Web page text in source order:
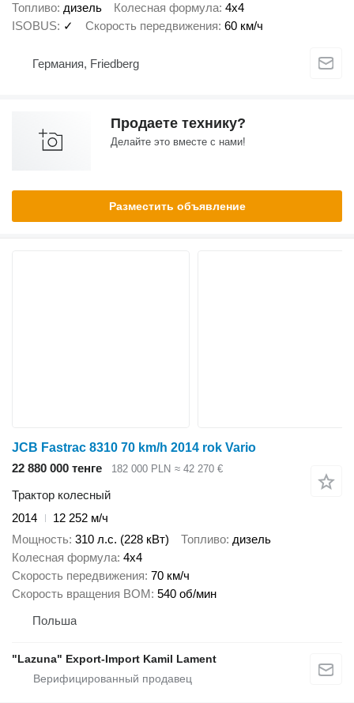
Топливо дизель Колесная формула 4x4
ISOBUS ✓ Скорость передвижения 60 км/ч
Германия, Friedberg
Продаете технику?
Делайте это вместе с нами!
Разместить объявление
JCB Fastrac 8310 70 km/h 2014 rok Vario
22 880 000 тенге
182 000 PLN ≈ 42 270 €
Трактор колесный
2014
12 252 м/ч
Мощность 310 л.с. (228 кВт) Топливо дизель
Колесная формула 4x4
Скорость передвижения 70 км/ч
Скорость вращения ВОМ 540 об/мин
Польша
"Lazuna" Export-Import Kamil Lament